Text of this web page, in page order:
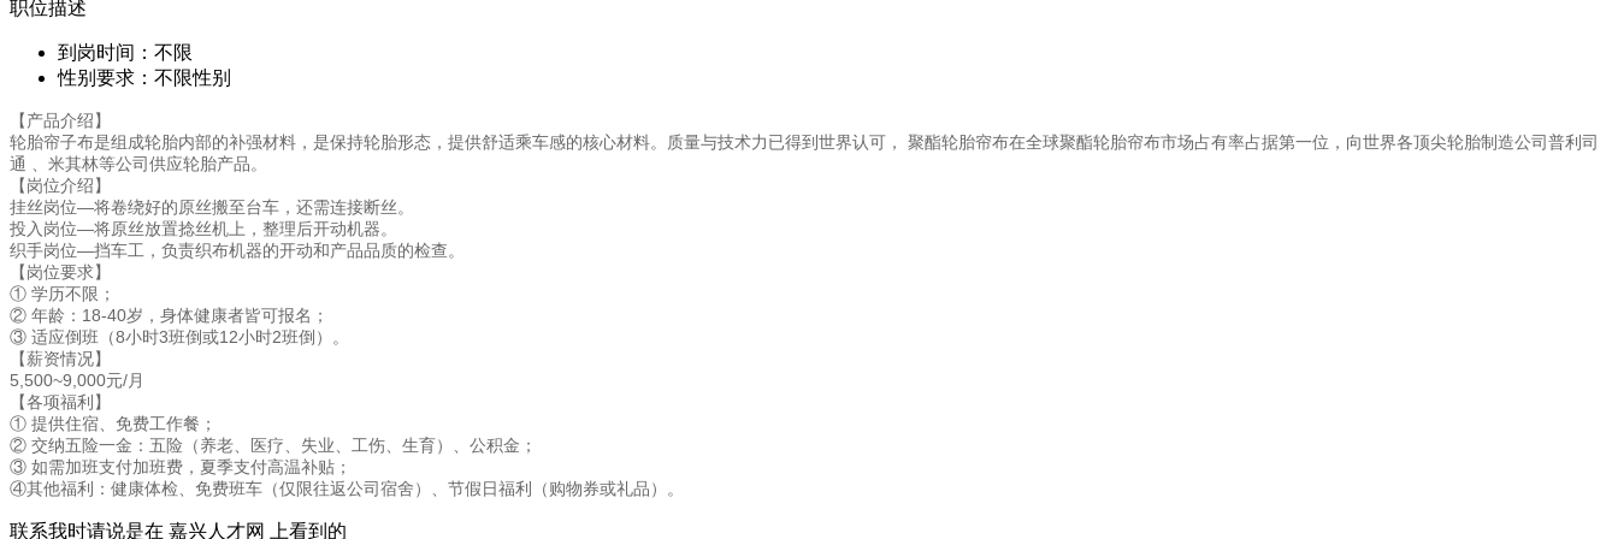
职位描述
到岗时间：不限
性别要求：不限性别
【产品介绍】
轮胎帘子布是组成轮胎内部的补强材料，是保持轮胎形态，提供舒适乘车感的核心材料。质量与技术力已得到世界认可， 聚酯轮胎帘布在全球聚酯轮胎帘布市场占有率占据第一位，向世界各顶尖轮胎制造公司普利司
通 、米其林等公司供应轮胎产品。
【岗位介绍】
挂丝岗位—将卷绕好的原丝搬至台车，还需连接断丝。
投入岗位—将原丝放置捻丝机上，整理后开动机器。
织手岗位—挡车工，负责织布机器的开动和产品品质的检查。
【岗位要求】
① 学历不限；
② 年龄：18-40岁，身体健康者皆可报名；
③ 适应倒班（8小时3班倒或12小时2班倒）。
【薪资情况】
5,500~9,000元/月
【各项福利】
① 提供住宿、免费工作餐；
② 交纳五险一金：五险（养老、医疗、失业、工伤、生育）、公积金；
③ 如需加班支付加班费，夏季支付高温补贴；
④其他福利：健康体检、免费班车（仅限往返公司宿舍）、节假日福利（购物券或礼品）。
联系我时请说是在 嘉兴人才网 上看到的